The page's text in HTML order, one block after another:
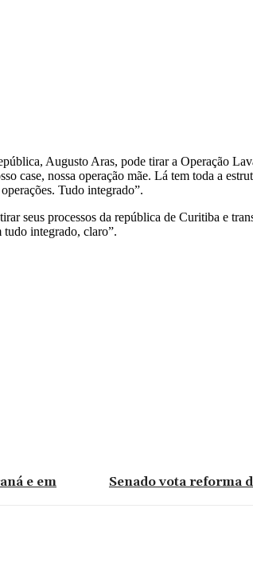
Augusto Aras, pode tirar a Operação
case, nossa operação mãe. Lá tem toda a
Tudo integrado”.
seus processos da república de Curitiba e
integrado, claro”.
e em
Senado vota reforma